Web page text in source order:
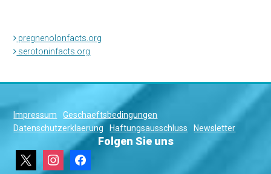
pregnenolonfacts.org
serotoninfacts.org
Impressum
Geschaeftsbedingungen
Datenschutzerklaerung
Haftungsausschluss Newsletter
Folgen Sie uns
instagramfacebook